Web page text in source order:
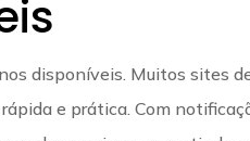
disponíveis. Muitos sites
e prática. Com